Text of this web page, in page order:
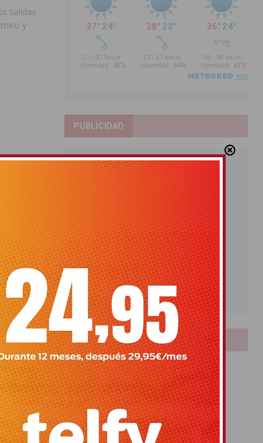
salidas
y
PUBLICIDAD
LOTERIAS
Bonoloto
Primitiva
El Gordo
Euromillones
Loteria
Once